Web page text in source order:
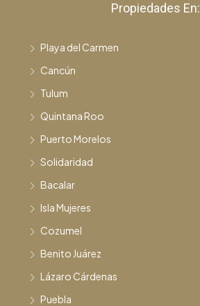
Propiedades En:
Playa del Carmen
Cancún
Tulum
Quintana Roo
Puerto Morelos
Solidaridad
Bacalar
Isla Mujeres
Cozumel
Benito Juárez
Lázaro Cárdenas
Puebla